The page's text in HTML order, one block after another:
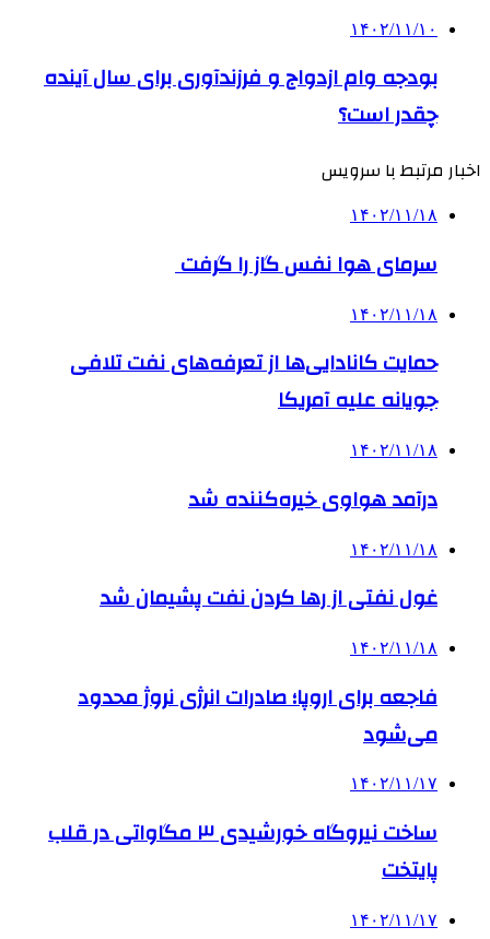
۱۴۰۲/۱۱/۱۰
بودجه وام ازدواج و فرزندآوری برای سال آینده
چقدر است؟
اخبار مرتبط با سرویس
۱۴۰۲/۱۱/۱۸
سرمای هوا نفس گاز را گرفت
۱۴۰۲/۱۱/۱۸
حمایت کانادایی‌ها از تعرفه‌های نفت تلافی
جویانه علیه آمریکا
۱۴۰۲/۱۱/۱۸
درآمد هواوی خیره‌کننده شد
۱۴۰۲/۱۱/۱۸
غول نفتی از رها کردن نفت پشیمان شد
۱۴۰۲/۱۱/۱۸
فاجعه برای اروپا؛ صادرات انرژی نروژ محدود
می‌شود
۱۴۰۲/۱۱/۱۷
ساخت نیروگاه خورشیدی ۳ مگاواتی در قلب
پایتخت
۱۴۰۲/۱۱/۱۷